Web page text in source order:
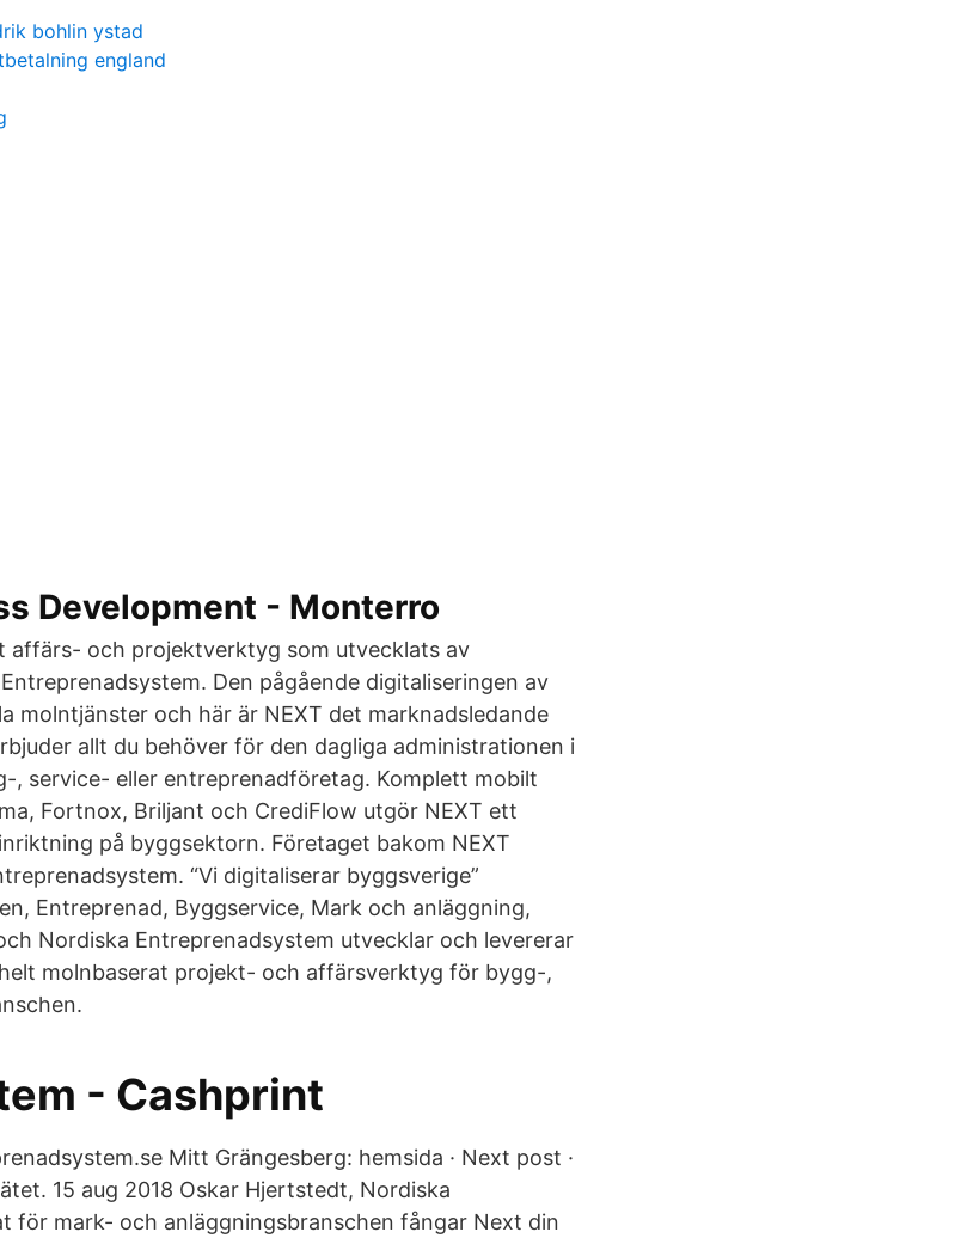
bohlin ystad
england
Development - Monterro
affärs- och projektverktyg som utvecklats av
Den pågående digitaliseringen av
molntjänster och här är NEXT det marknadsledande
allt du behöver för den dagliga administrationen i
, service- eller entreprenadföretag. Komplett mobilt
Fortnox, Briljant och CrediFlow utgör NEXT ett
på byggsektorn. Företaget bakom NEXT
“Vi digitaliserar byggsverige”
Entreprenad, Byggservice, Mark och anläggning,
Nordiska Entreprenadsystem utvecklar och levererar
molnbaserat projekt- och affärsverktyg för bygg-,
- Cashprint
Mitt Grängesberg: hemsida · Next post ·
15 aug 2018 Oskar Hjertstedt, Nordiska
för mark- och anläggningsbranschen fångar Next din